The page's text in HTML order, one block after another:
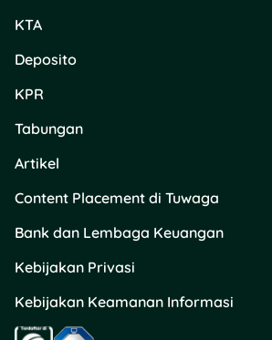
KTA
Deposito
KPR
Tabungan
Artikel
Content Placement di Tuwaga
Bank dan Lembaga Keuangan
Kebijakan Privasi
Kebijakan Keamanan Informasi